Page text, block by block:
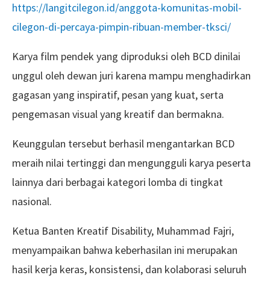
https://langitcilegon.id/anggota-komunitas-mobil-
cilegon-di-percaya-pimpin-ribuan-member-tksci/
Karya film pendek yang diproduksi oleh BCD dinilai
unggul oleh dewan juri karena mampu menghadirkan
gagasan yang inspiratif, pesan yang kuat, serta
pengemasan visual yang kreatif dan bermakna.
Keunggulan tersebut berhasil mengantarkan BCD
meraih nilai tertinggi dan mengungguli karya peserta
lainnya dari berbagai kategori lomba di tingkat
nasional.
Ketua Banten Kreatif Disability, Muhammad Fajri,
menyampaikan bahwa keberhasilan ini merupakan
hasil kerja keras, konsistensi, dan kolaborasi seluruh